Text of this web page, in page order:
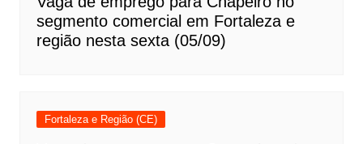
segmento comercial em Fortaleza e
região nesta sexta (05/09)
Fortaleza e Região (CE)